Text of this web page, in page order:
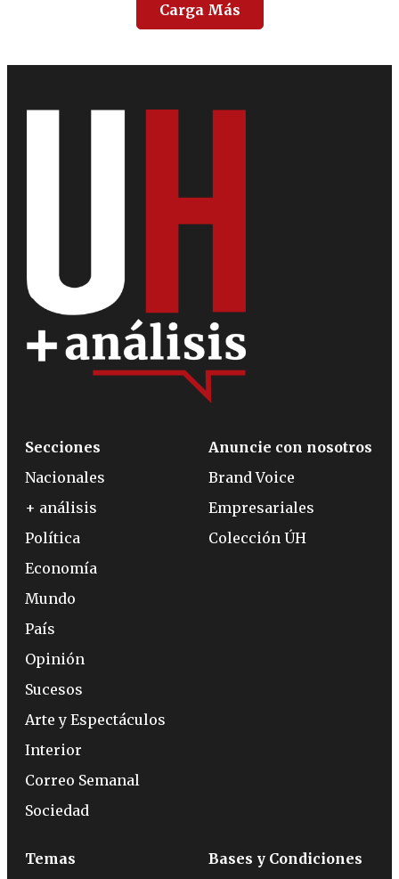
Carga Más
Secciones
Nacionales
+ análisis
Política
Economía
Mundo
País
Opinión
Sucesos
Arte y Espectáculos
Interior
Correo Semanal
Sociedad
Anuncie con nosotros
Brand Voice
Empresariales
Colección ÚH
Temas Bases y Condiciones